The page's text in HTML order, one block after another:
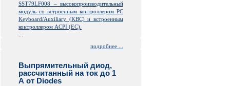
SST79LF008 – высокопроизводительный
модуль со встроенным контроллером PC
Keyboard/Auxiliary (KBC) и встроенным
контроллером ACPI (EC).
подробнее ...
Выпрямительный диод,
рассчитанный на ток до 1
А от Diodes